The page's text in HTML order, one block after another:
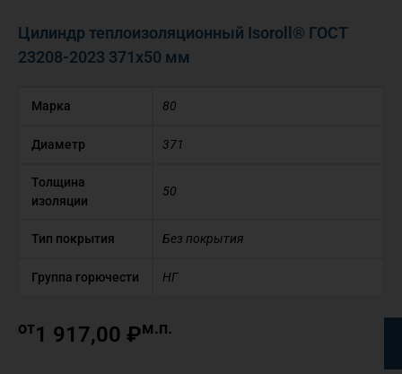
Цилиндр теплоизоляционный Isoroll® ГОСТ
23208-2023 371х50 мм
Марка 80
Диаметр 371
Толщина
изоляции
50
Тип покрытия Без покрытия
Группа горючести НГ
от1 917,00 ₽м.п.